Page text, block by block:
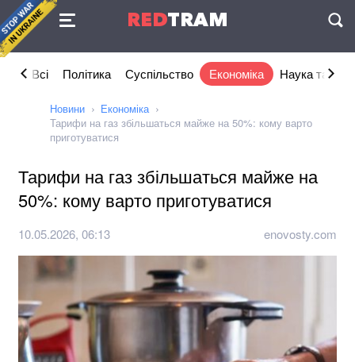
REDTRAM
Угода
Всі Політика Суспільство Економіка Наука та IT
Новини
Економіка
Тарифи на газ збільшаться майже на 50%: кому варто
приготуватися
Тарифи на газ збільшаться майже на
50%: кому варто приготуватися
10.05.2026, 06:13 enovosty.com